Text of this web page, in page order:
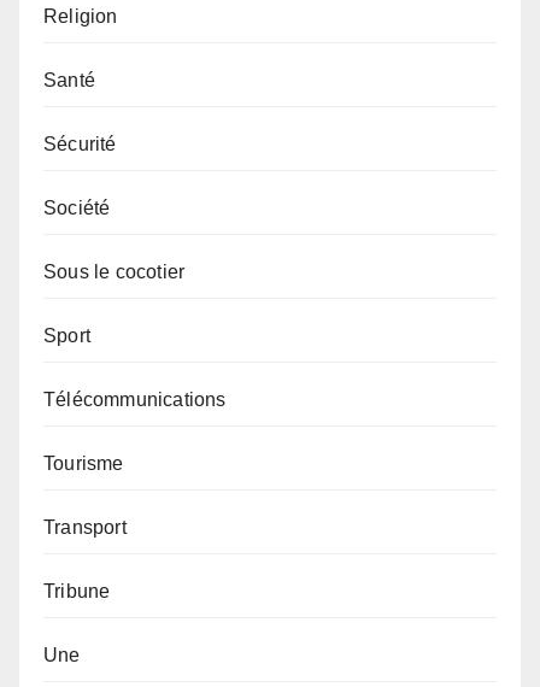
Religion
Santé
Sécurité
Société
Sous le cocotier
Sport
Télécommunications
Tourisme
Transport
Tribune
Une